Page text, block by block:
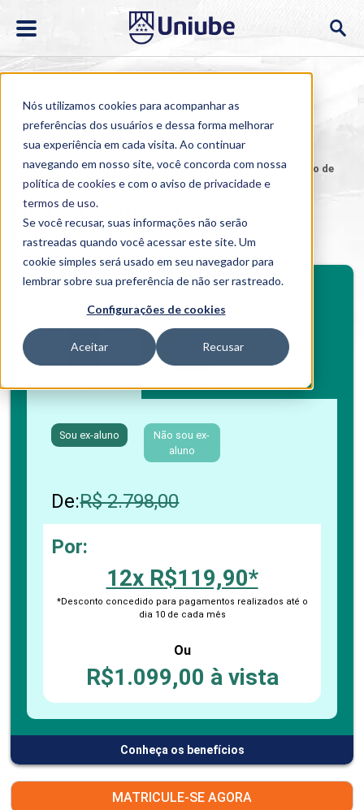
Nós utilizamos cookies para acompanhar as
preferências dos usuários e dessa forma melhorar
sua experiência em cada visita. Ao continuar
navegando em nosso site, você concorda com nossa
política de cookies e com o aviso deprivacidade e
termos de uso.
Se você recusar, suas informações não serão
rastreadas quando você acessar este site. Um
cookie simples será usado em seu navegador para
lembrar sobre sua preferência de não ser rastreado.
Configurações de cookies
Aceitar Recusar
Home > Cursos > EAD > Pós-graduação >MBA em Gestão de
Custos e Formação de Preços
MBA em Gestão de Custos e
Formação de Preços
Investimento
Boleto bancário / PIX Cartão de crédito
Sou ex-aluno
Não sou ex-
aluno
De:R$ 2.798,00
Por:
12x R$119,90*
*Desconto concedido para pagamentos realizados até o
dia 10 de cada mês
Ou
R$1.099,00 à vista
Conheça os benefícios
BENEFÍCIOS
Benefícios pós-graduação
MATRICULE-SE AGORA